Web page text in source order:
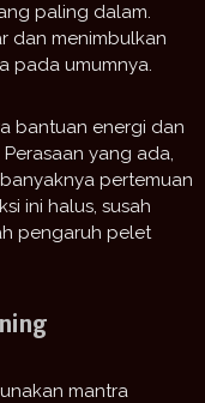
paling dalam.
dan menimbulkan
pada umumnya.
bantuan energi dan
yang ada,
pertemuan
ini halus, susah
pengaruh pelet
mantra